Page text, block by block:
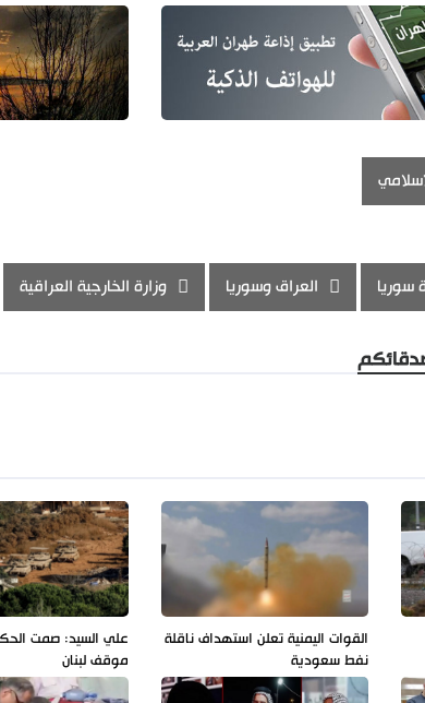
سوريا العراق وسوريا وزارة الخارجية العراقية
القوات اليمنية تعلن استهداف ناقلة
نفط سعودية
علي السيد: صمت
موقف لبنان